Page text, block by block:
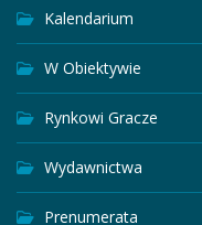
Kalendarium
W Obiektywie
Rynkowi Gracze
Wydawnictwa
Prenumerata